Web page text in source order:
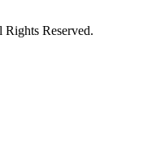
Reserved.